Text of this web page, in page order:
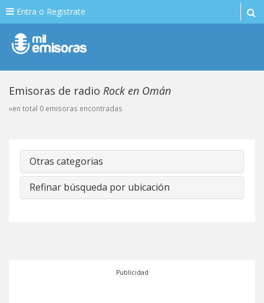
Entra o Registrate
Emisoras de radio Rock en Omán
»en total 0 emisoras encontradas
Otras categorias
Refinar búsqueda por ubicación
Publicidad